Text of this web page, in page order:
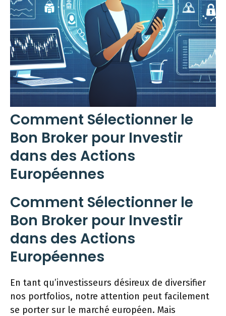
Comment Sélectionner le
Bon Broker pour Investir
dans des Actions
Européennes
Comment Sélectionner le
Bon Broker pour Investir
dans des Actions
Européennes
En tant qu’investisseurs désireux de diversifier
nos portfolios, notre attention peut facilement
se porter sur le marché européen. Mais